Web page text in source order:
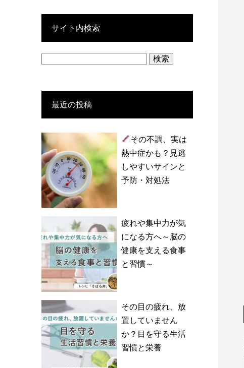
サイト内検索
最近の投稿
その不調、実は
熱中症かも？見逃
しやすいサインと
予防・対処法
疲れや集中力が気
になる方へ～脳の
健康を支える食事
と習慣～
その目の疲れ、放
置していません
か？目を守る生活
習慣と栄養